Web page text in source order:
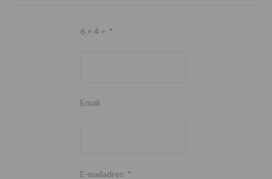
6 + 4 = *
Email
E-mailadres *